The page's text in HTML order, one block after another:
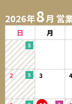
2026年8月 営
日 月
2 3 4